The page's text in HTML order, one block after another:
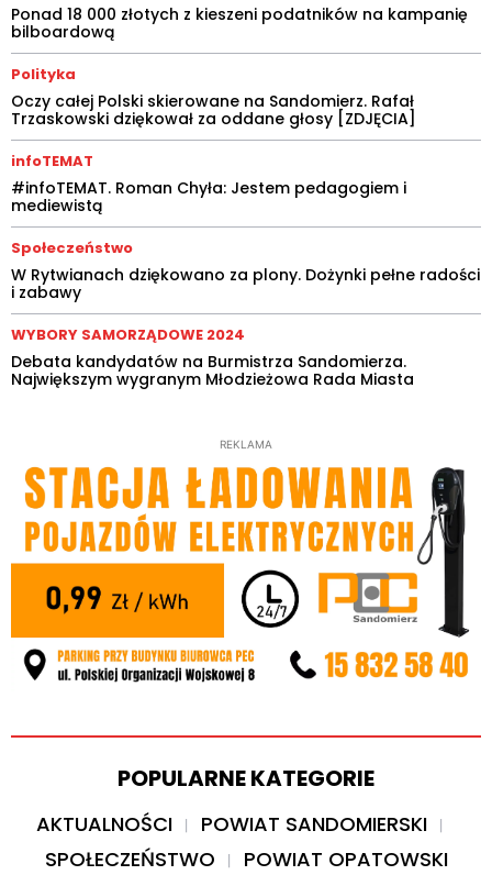
Ponad 18 000 złotych z kieszeni podatników na kampanię
bilboardową
Polityka
Oczy całej Polski skierowane na Sandomierz. Rafał
Trzaskowski dziękował za oddane głosy [ZDJĘCIA]
infoTEMAT
#infoTEMAT. Roman Chyła: Jestem pedagogiem i
mediewistą
Społeczeństwo
W Rytwianach dziękowano za plony. Dożynki pełne radości
i zabawy
WYBORY SAMORZĄDOWE 2024
Debata kandydatów na Burmistrza Sandomierza.
Największym wygranym Młodzieżowa Rada Miasta
REKLAMA
POPULARNE KATEGORIE
AKTUALNOŚCI
POWIAT SANDOMIERSKI
SPOŁECZEŃSTWO
POWIAT OPATOWSKI